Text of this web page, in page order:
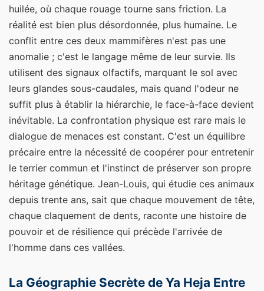
huilée, où chaque rouage tourne sans friction. La
réalité est bien plus désordonnée, plus humaine. Le
conflit entre ces deux mammifères n'est pas une
anomalie ; c'est le langage même de leur survie. Ils
utilisent des signaux olfactifs, marquant le sol avec
leurs glandes sous-caudales, mais quand l'odeur ne
suffit plus à établir la hiérarchie, le face-à-face devient
inévitable. La confrontation physique est rare mais le
dialogue de menaces est constant. C'est un équilibre
précaire entre la nécessité de coopérer pour entretenir
le terrier commun et l'instinct de préserver son propre
héritage génétique. Jean-Louis, qui étudie ces animaux
depuis trente ans, sait que chaque mouvement de tête,
chaque claquement de dents, raconte une histoire de
pouvoir et de résilience qui précède l'arrivée de
l'homme dans ces vallées.
La Géographie Secrète de Ya Heja Entre